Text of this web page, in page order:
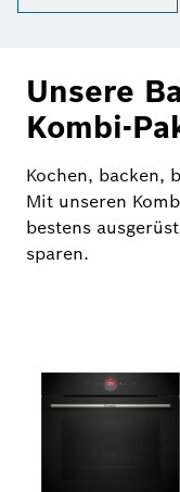
Unsere
Kombi-
Kochen, backen,
Mit unseren
bestens
sparen.